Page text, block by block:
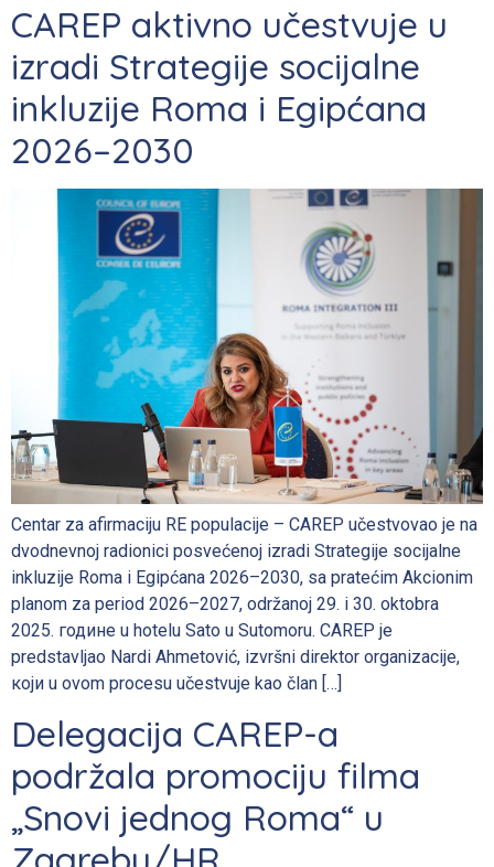
CAREP aktivno učestvuje u
izradi Strategije socijalne
inkluzije Roma i Egipćana
2026–2030
Centar za afirmaciju RE populacije – CAREP učestvovao je na
dvodnevnoj radionici posvećenoj izradi Strategije socijalne
inkluzije Roma i Egipćana 2026–2030, sа pratećim Akcionim
planom za period 2026–2027, održanoj 29. i 30. oktobra
2025. године u hotelu Sato u Sutomoru. CAREP je
predstavljao Nardi Ahmetović, izvršni direktor organizacije,
који u ovom procesu učestvuje kao član […]
Delegacija CAREP-a
podržala promociju filma
„Snovi jednog Roma“ u